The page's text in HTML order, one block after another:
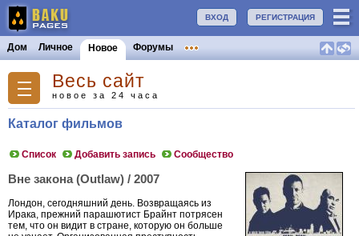
РЕГИСТРАЦИЯ
ВХОД
Дом Личное Новое Форумы
Весь сайт
новое за 24 часа
Каталог фильмов
Список Добавить запись Сообщество
Вне закона (Outlaw) / 2007
Лондон, сегодняшний день. Возвращаясь из
Ирака, прежний парашютист Брайнт потрясен
тем, что он видит в стране, которую он больше